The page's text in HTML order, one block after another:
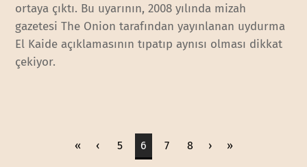
ortaya çıktı. Bu uyarının, 2008 yılında mizah
gazetesi The Onion tarafından yayınlanan uydurma
El Kaide açıklamasının tıpatıp aynısı olması dikkat
çekiyor.
« ‹ 5 6 7 8 › »